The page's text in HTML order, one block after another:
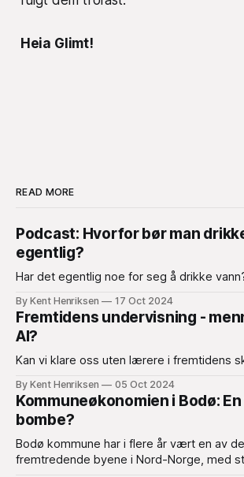
Heia Glimt!
READ MORE
Podcast: Hvorfor bør man
egentlig?
Har det egentlig noe for seg å drikke
By Kent Henriksen 17 Oct 2024
Fremtidens undervisning -
AI?
Kan vi klare oss uten lærere i fremtidens
By Kent Henriksen 05 Oct 2024
Kommuneøkonomien i Bodø:
bombe?
Bodø kommune har i flere år vært en av
fremtredende byene i Nord-Norge, med